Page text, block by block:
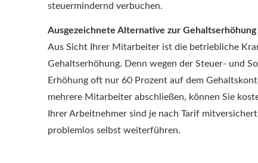
steuermindernd verbuchen.
Ausgezeichnete Alternative zur Gehaltserhöhung
Aus Sicht Ihrer Mitarbeiter ist die betriebliche
Gehaltserhöhung. Denn wegen der Steuer- und
Erhöhung oft nur 60 Prozent auf dem
mehrere Mitarbeiter abschließen, können Sie
Ihrer Arbeitnehmer sind je nach Tarif
problemlos selbst weiterführen.